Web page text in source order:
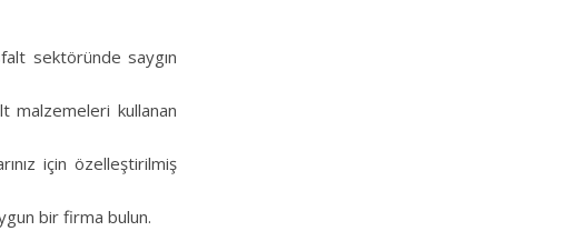
sektöründe saygın
malzemeleri kullanan
için özelleştirilmiş
bir firma bulun.